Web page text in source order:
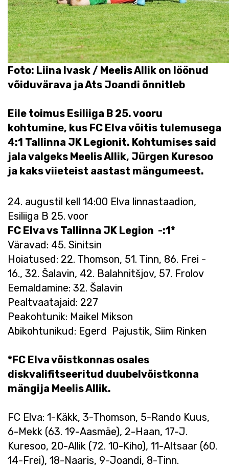
Foto: Liina Ivask / Meelis Allik on löönud
võiduvärava ja Ats Joandi õnnitleb
Eile toimus Esiliiga B 25. vooru
kohtumine, kus FC Elva võitis tulemusega
4:1 Tallinna JK Legionit. Kohtumises said
jala valgeks Meelis Allik, Jürgen Kuresoo
ja kaks viieteist aastast mängumeest.
24. augustil kell 14:00 Elva linnastaadion,
Esiliiga B 25. voor
FC Elva vs Tallinna JK Legion -:1*
Väravad: 45. Sinitsin
Hoiatused: 22. Thomson, 51. Tinn, 86. Frei -
16., 32. Šalavin, 42. Balahnitšjov, 57. Frolov
Eemaldamine: 32. Šalavin
Pealtvaatajaid: 227
Peakohtunik: Maikel Mikson
Abikohtunikud: Egerd Pajustik, Siim Rinken
*FC Elva võistkonnas osales
diskvalifitseeritud duubelvõistkonna
mängija Meelis Allik.
FC Elva: 1-Käkk, 3-Thomson, 5-Rando Kuus,
6-Mekk (63. 19-Aasmäe), 2-Haan, 17-J.
Kuresoo, 20-Allik (72. 10-Kiho), 11-Altsaar (60.
14-Frei), 18-Naaris, 9-Joandi, 8-Tinn.